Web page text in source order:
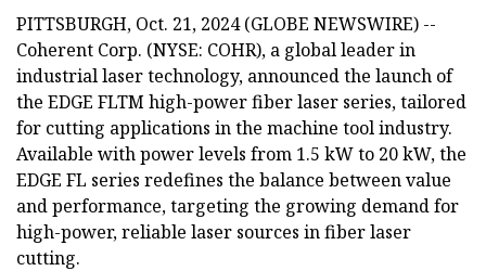
PITTSBURGH, Oct. 21, 2024 (GLOBE NEWSWIRE) --
Coherent Corp. (NYSE: COHR), a global leader in
industrial laser technology, announced the launch of
the EDGE FLTM high-power fiber laser series, tailored
for cutting applications in the machine tool industry.
Available with power levels from 1.5 kW to 20 kW, the
EDGE FL series redefines the balance between value
and performance, targeting the growing demand for
high-power, reliable laser sources in fiber laser
cutting.